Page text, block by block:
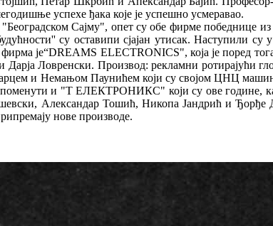
успехе ђакa које је успешно усмеравао.
Сајму", опет су обе фирме победнице
су оставипи сјајан утисак. Наступили
је“DRЕАМS ELECTRONICS", која је поред
Ловренски. Производ: рекламни ротирајући
и Немањом Паунићем који су својом ЦНЦ
и "Т ЕЛЕКТРОНИКС" који су ове године,
Aлександар Тошић, Никопа Јандрић и
нове производе.